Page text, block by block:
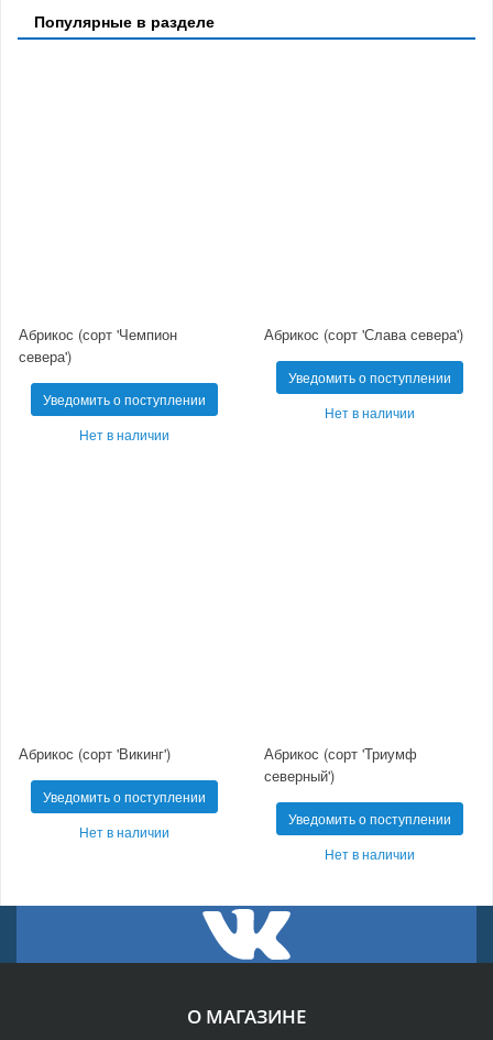
Популярные в разделе
Абрикос (сорт 'Чемпион
севера')
Уведомить о поступлении
Нет в наличии
Абрикос (сорт 'Слава севера')
Уведомить о поступлении
Нет в наличии
Абрикос (сорт 'Викинг')
Уведомить о поступлении
Нет в наличии
Абрикос (сорт 'Триумф
северный')
Уведомить о поступлении
Нет в наличии
О МАГАЗИНЕ